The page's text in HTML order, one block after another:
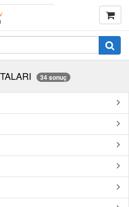
34 sonuç